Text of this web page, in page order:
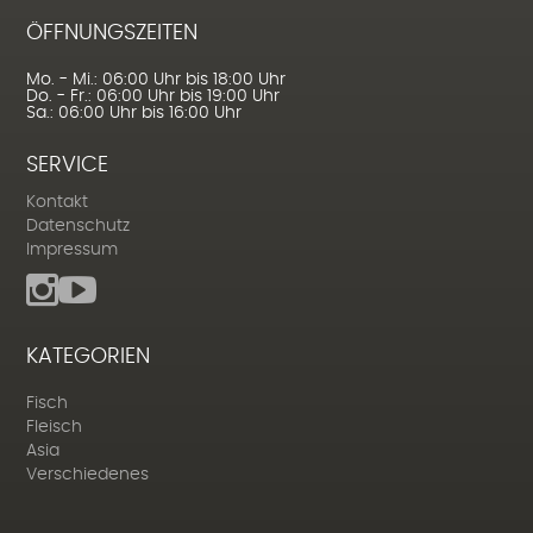
ÖFFNUNGSZEITEN
Mo. - Mi.: 06:00 Uhr bis 18:00 Uhr
Do. - Fr.: 06:00 Uhr bis 19:00 Uhr
Sa.: 06:00 Uhr bis 16:00 Uhr
SERVICE
Kontakt
Datenschutz
Impressum
KATEGORIEN
Fisch
Fleisch
Asia
Verschiedenes